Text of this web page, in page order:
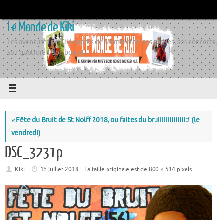
contenu
Le Monde de Kiki
Les aventures de Kiki auprès de Momiflette, ses sorties, ses concerts,
son quotidien, son boulot
«Fête du Bruit de St Nolff 2018, ou faites du bruiiiiiiiiiiiiiit! (le
vendredi)
DSC_3231p
Kiki 15 juillet 2018 La taille originale est de800 × 534 pixels